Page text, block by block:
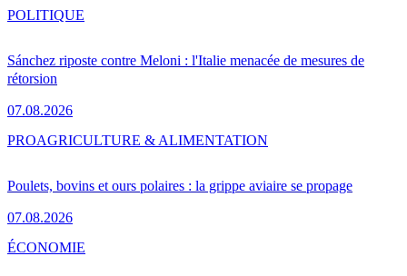
Sánchez riposte contre Meloni : l'Italie menacée de mesures de
rétorsion
07.08.2026
POLITIQUE
Poulets, bovins et ours polaires : la grippe aviaire se propage
07.08.2026
PROAGRICULTURE & ALIMENTATION
ÉCONOMIE